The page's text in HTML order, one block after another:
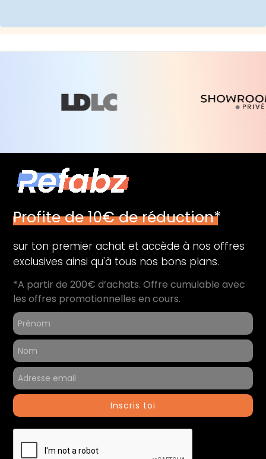
Profite de 10€ de réduction*
sur ton premier achat et accède à nos offres
exclusives ainsi qu'à tous nos bons plans.
*A partir de 200€ d’achats. Offre cumulable avec
les offres promotionnelles en cours.
Inscris toi